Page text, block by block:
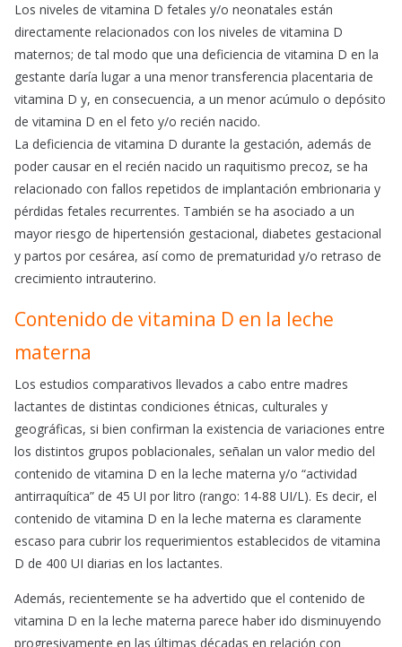
Los niveles de vitamina D fetales y/o neonatales están
directamente relacionados con los niveles de vitamina D
maternos; de tal modo que una deficiencia de vitamina D en la
gestante daría lugar a una menor transferencia placentaria de
vitamina D y, en consecuencia, a un menor acúmulo o depósito
de vitamina D en el feto y/o recién nacido.
La deficiencia de vitamina D durante la gestación, además de
poder causar en el recién nacido un raquitismo precoz, se ha
relacionado con fallos repetidos de implantación embrionaria y
pérdidas fetales recurrentes. También se ha asociado a un
mayor riesgo de hipertensión gestacional, diabetes gestacional
y partos por cesárea, así como de prematuridad y/o retraso de
crecimiento intrauterino.
Contenido de vitamina D en la leche
materna
Los estudios comparativos llevados a cabo entre madres
lactantes de distintas condiciones étnicas, culturales y
geográficas, si bien confirman la existencia de variaciones entre
los distintos grupos poblacionales, señalan un valor medio del
contenido de vitamina D en la leche materna y/o “actividad
antirraquítica” de 45 UI por litro (rango: 14-88 UI/L). Es decir, el
contenido de vitamina D en la leche materna es claramente
escaso para cubrir los requerimientos establecidos de vitamina
D de 400 UI diarias en los lactantes.
Además, recientemente se ha advertido que el contenido de
vitamina D en la leche materna parece haber ido disminuyendo
progresivamente en las últimas décadas en relación con